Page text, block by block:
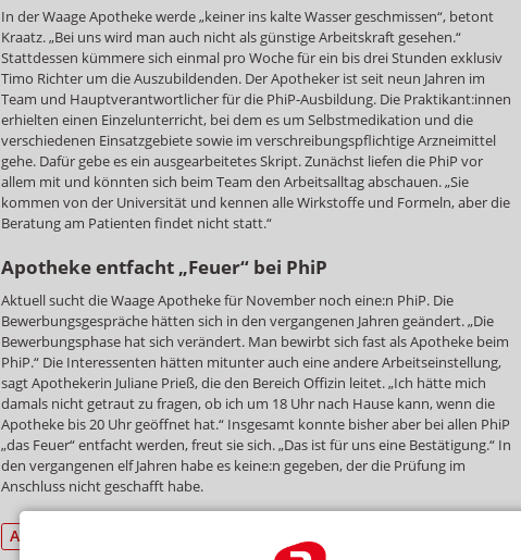
In der Waage Apotheke werde „keiner ins kalte Wasser geschmissen“, betont
Kraatz. „Bei uns wird man auch nicht als günstige Arbeitskraft gesehen.“
Stattdessen kümmere sich einmal pro Woche für ein bis drei Stunden exklusiv
Timo Richter um die Auszubildenden. Der Apotheker ist seit neun Jahren im
Team und Hauptverantwortlicher für die PhiP-Ausbildung. Die Praktikant:innen
erhielten einen Einzelunterricht, bei dem es um Selbstmedikation und die
verschiedenen Einsatzgebiete sowie im verschreibungspflichtige Arzneimittel
gehe. Dafür gebe es ein ausgearbeitetes Skript. Zunächst liefen die PhiP vor
allem mit und könnten sich beim Team den Arbeitsalltag abschauen. „Sie
kommen von der Universität und kennen alle Wirkstoffe und Formeln, aber die
Beratung am Patienten findet nicht statt.“
Apotheke entfacht „Feuer“ bei PhiP
Aktuell sucht die Waage Apotheke für November noch eine:n PhiP. Die
Bewerbungsgespräche hätten sich in den vergangenen Jahren geändert. „Die
Bewerbungsphase hat sich verändert. Man bewirbt sich fast als Apotheke beim
PhiP.“ Die Interessenten hätten mitunter auch eine andere Arbeitseinstellung,
sagt Apothekerin Juliane Prieß, die den Bereich Offizin leitet. „Ich hätte mich
damals nicht getraut zu fragen, ob ich um 18 Uhr nach Hause kann, wenn die
Apotheke bis 20 Uhr geöffnet hat.“ Insgesamt konnte bisher aber bei allen PhiP
„das Feuer“ entfacht werden, freut sie sich. „Das ist für uns eine Bestätigung.“ In
den vergangenen elf Jahren habe es keine:n gegeben, der die Prüfung im
Anschluss nicht geschafft habe.
Aus-/Fort-/Weiterbildung